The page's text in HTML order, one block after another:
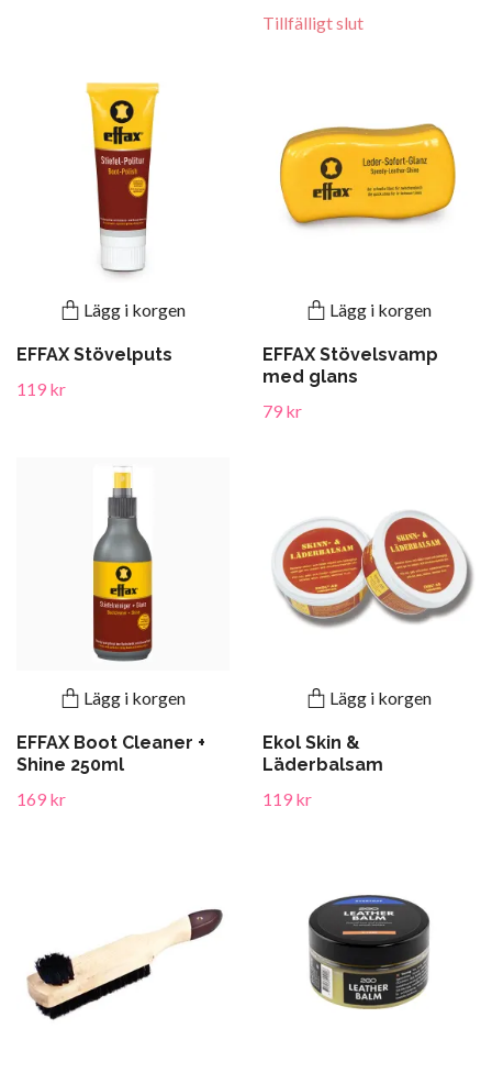
Tillfälligt slut
Lägg i korgen
EFFAX Stövelputs
119 kr
Lägg i korgen
EFFAX Stövelsvamp
med glans
79 kr
Lägg i korgen
EFFAX Boot Cleaner +
Shine 250ml
169 kr
Lägg i korgen
Ekol Skin &
Läderbalsam
119 kr